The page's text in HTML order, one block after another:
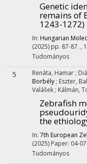
Genetic
remains of
1243-1272)
In: Hungarian
(2025) pp. 87-87. ,
Tudományos
5 Renáta, Hamar ;
Borbély ; Eszter,
Valášek ; Kálmán,
Zebrafish
the
In: 7th European
(2025) Paper: 04-07
Tudományos